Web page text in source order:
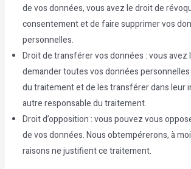
de vos données, vous avez le droit de
consentement et de faire supprimer vos
personnelles.
Droit de transférer vos données : vous avez
demander toutes vos données
du traitement et de les transférer dans leur
autre responsable du traitement.
Droit d’opposition : vous pouvez vous
de vos données. Nous obtempérerons, à
raisons ne justifient ce traitement.